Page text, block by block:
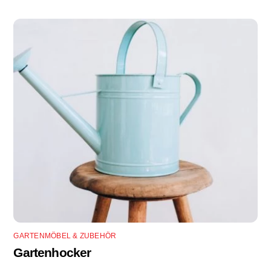
GARTENMÖBEL & ZUBEHÖR
Gartenhocker